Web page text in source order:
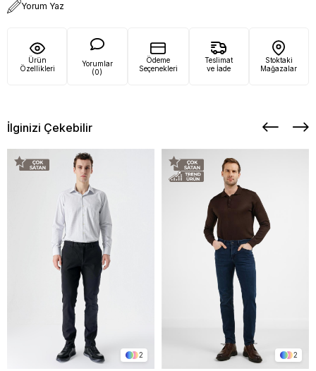
Yorum Yaz
Ürün
Özellikleri
Yorumlar
(0)
Ödeme
Seçenekleri
Teslimat
ve İade
Stoktaki
Mağazalar
İlginizi Çekebilir
2 2